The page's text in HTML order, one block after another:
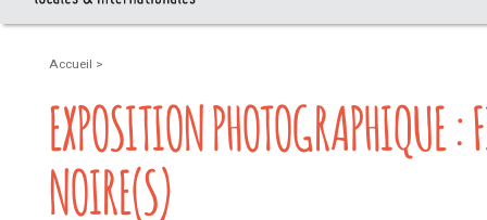
Accueil >
EXPOSITION PHOTOGRAPHIQUE
NOIRE(S)